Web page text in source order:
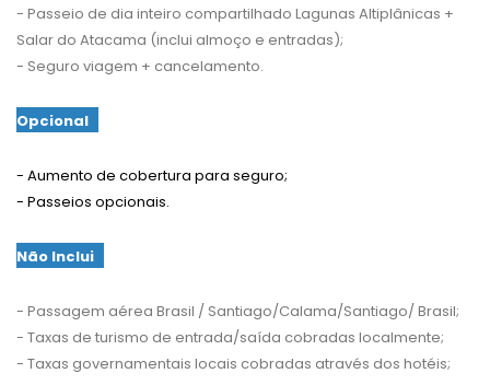
- Passeio de dia inteiro compartilhado Lagunas Altiplânicas +
Salar do Atacama (inclui almoço e entradas);
- Seguro viagem + cancelamento.
Opcional
- Aumento de cobertura para seguro;
- Passeios opcionais.
Não Inclui
- Passagem aérea Brasil / Santiago/Calama/Santiago/ Brasil;
- Taxas de turismo de entrada/saída cobradas localmente;
- Taxas governamentais locais cobradas através dos hotéis;